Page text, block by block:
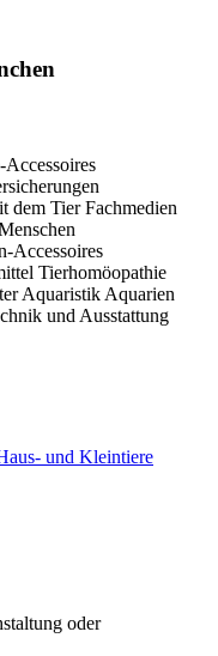
dem TierFachmedien
Accessoires
Tierhomöopathie
Aquaristik Aquarien
und Ausstattung
und Kleintiere
oder